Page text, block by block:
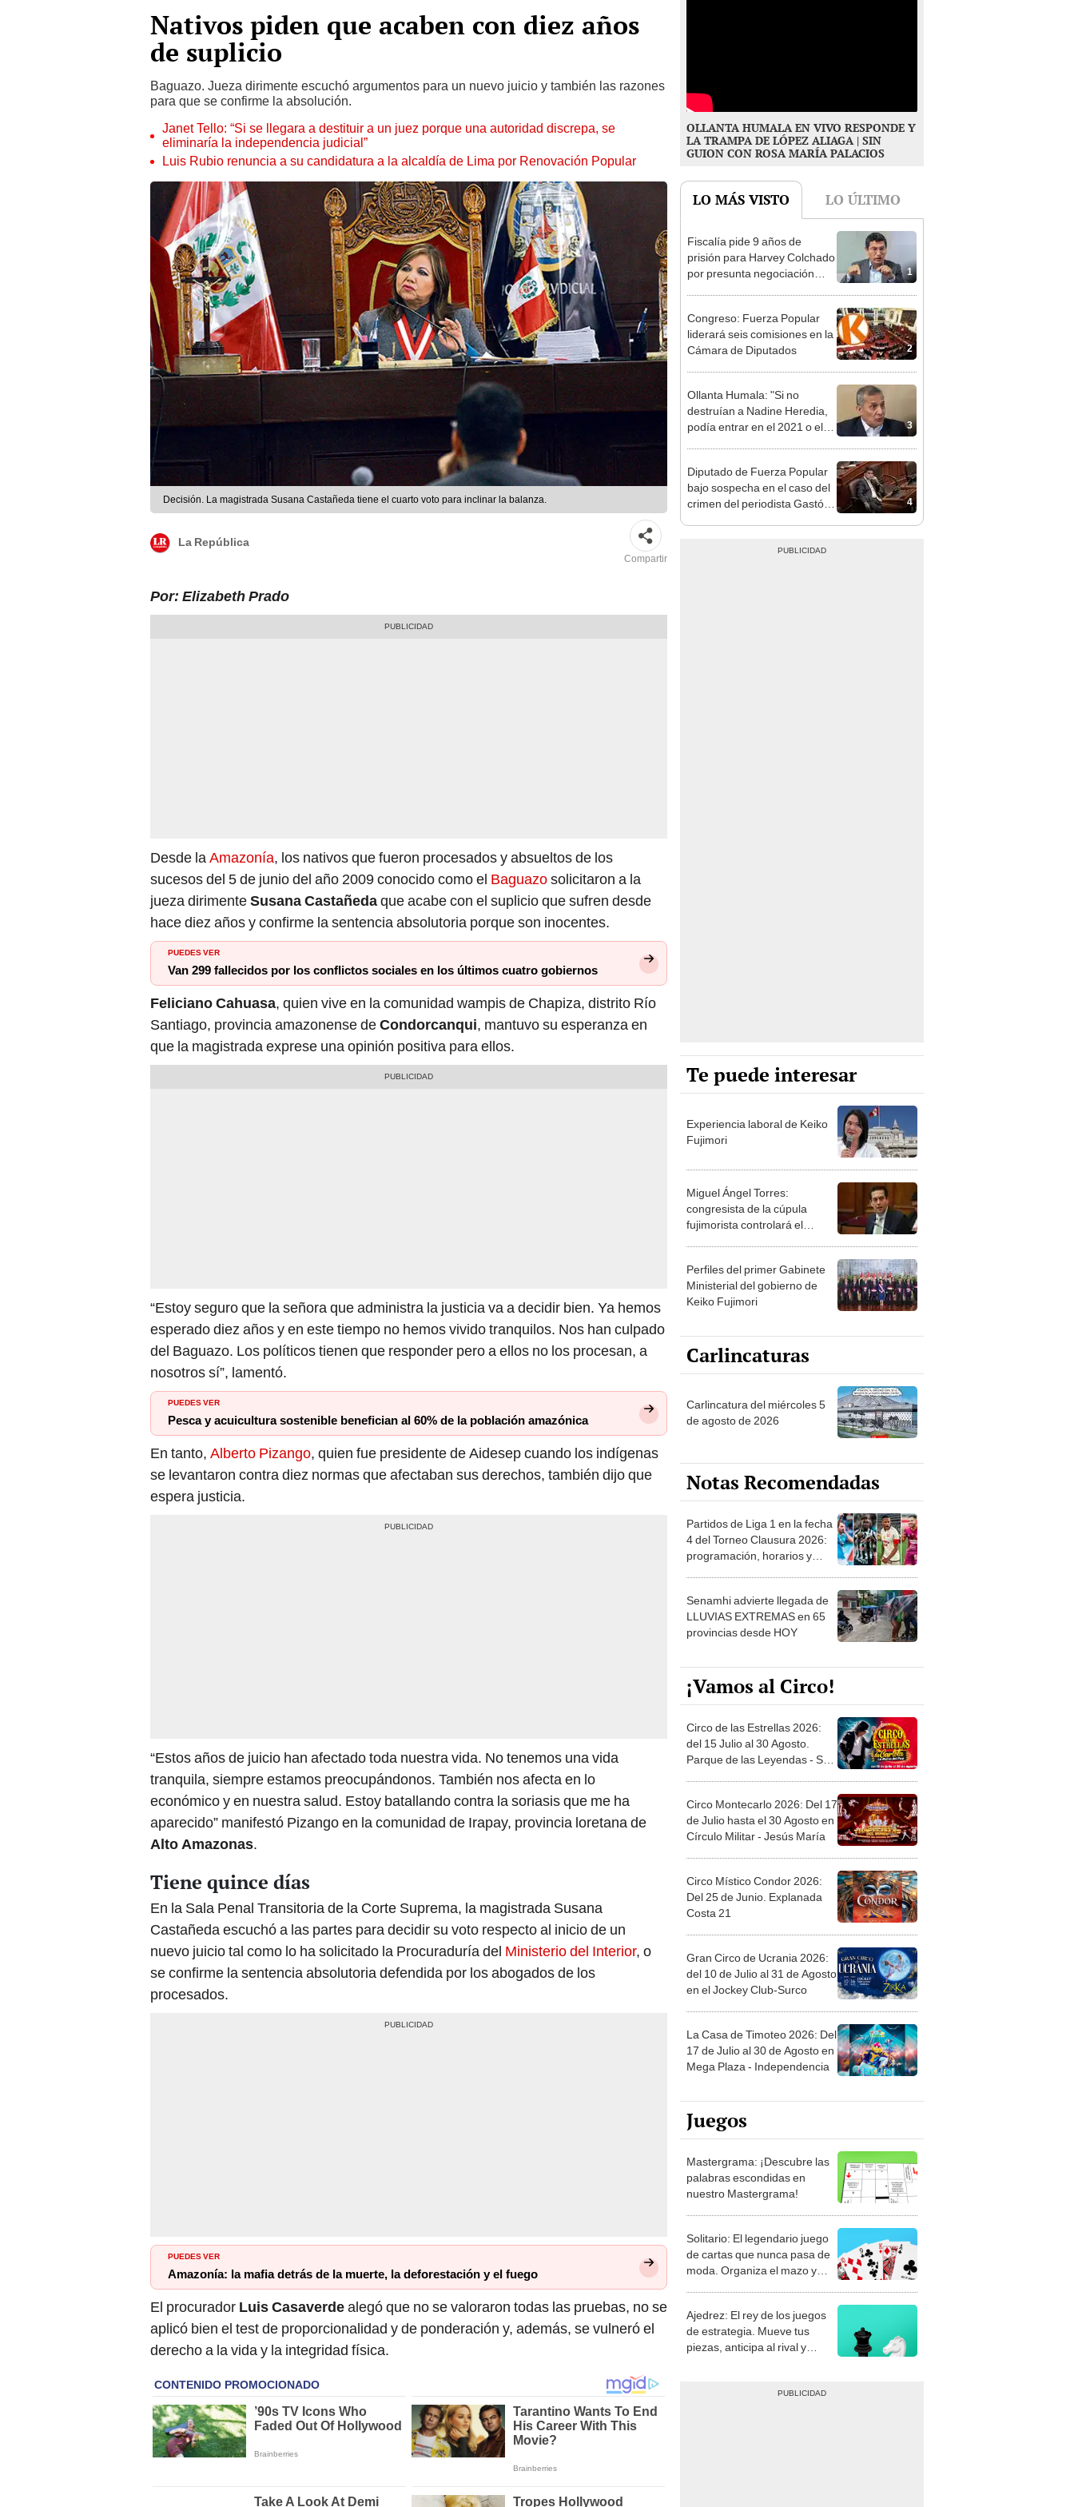
Nativos piden que acaben con diez años
de suplicio
Baguazo. Jueza dirimente escuchó argumentos para un nuevo juicio y también las razones
para que se confirme la absolución.
Janet Tello: “Si se llegara a destituir a un juez porque una autoridad discrepa, se
eliminaría la independencia judicial”
Luis Rubio renuncia a su candidatura a la alcaldía de Lima por Renovación Popular
Decisión. La magistrada Susana Castañeda tiene el cuarto voto para inclinar la balanza.
La República
Compartir
Por: Elizabeth Prado
Desde laAmazonía, los nativos que fueron procesados y absueltos de los
sucesos del 5 de junio del año 2009 conocido como el Baguazosolicitaron a la
jueza dirimenteSusana Castañedaque acabe con el suplicio que sufren desde
hace diez años y confirme la sentencia absolutoria porque son inocentes.
PUEDES VER
Van 299 fallecidos por los conflictos sociales en los últimos cuatro gobiernos
Feliciano Cahuasa, quien vive en la comunidad wampis de Chapiza, distrito Río
Santiago, provincia amazonense deCondorcanqui, mantuvo su esperanza en
que la magistrada exprese una opinión positiva para ellos.
“Estoy seguro que la señora que administra la justicia va a decidir bien. Ya hemos
esperado diez años y en este tiempo no hemos vivido tranquilos. Nos han culpado
del Baguazo. Los políticos tienen que responder pero a ellos no los procesan, a
nosotros sí”, lamentó.
PUEDES VER
Pesca y acuicultura sostenible benefician al 60% de la población amazónica
En tanto, Alberto Pizango, quien fue presidente de Aidesep cuando los indígenas
se levantaron contra diez normas que afectaban sus derechos, también dijo que
espera justicia.
“Estos años de juicio han afectado toda nuestra vida. No tenemos una vida
tranquila, siempre estamos preocupándonos. También nos afecta en lo
económico y en nuestra salud. Estoy batallando contra la soriasis que me ha
aparecido” manifestó Pizango en la comunidad de Irapay, provincia loretana de
Alto Amazonas.
Tiene quince días
En la Sala Penal Transitoria de la Corte Suprema, la magistrada Susana
Castañeda escuchó a las partes para decidir su voto respecto al inicio de un
nuevo juicio tal como lo ha solicitado la Procuraduría del Ministerio del Interior, o
se confirme la sentencia absolutoria defendida por los abogados de los
procesados.
PUEDES VER
Amazonía: la mafia detrás de la muerte, la deforestación y el fuego
El procurador Luis Casaverdealegó que no se valoraron todas las pruebas, no se
aplicó bien el test de proporcionalidad y de ponderación y, además, se vulneró el
derecho a la vida y la integridad física.
OLLANTA HUMALA EN VIVO RESPONDE Y
LA TRAMPA DE LÓPEZ ALIAGA | SIN
GUION CON ROSA MARÍA PALACIOS
LO MÁS VISTO LO ÚLTIMO
1
Fiscalía pide 9 años de
prisión para Harvey Colchado
por presunta negociación
2
Congreso: Fuerza Popular
liderará seis comisiones en la
Cámara de Diputados
3
Ollanta Humala: "Si no
destruían a Nadine Heredia,
podía entrar en el 2021 o el
4
Diputado de Fuerza Popular
bajo sospecha en el caso del
crimen del periodista Gastón
Te puede interesar
Experiencia laboral de Keiko
Fujimori
Miguel Ángel Torres:
congresista de la cúpula
fujimorista controlará el
Perfiles del primer Gabinete
Ministerial del gobierno de
Keiko Fujimori
Carlincaturas
Carlincatura del miércoles 5
de agosto de 2026
Notas Recomendadas
Partidos de Liga 1 en la fecha
4 del Torneo Clausura 2026:
programación, horarios y
Senamhi advierte llegada de
LLUVIAS EXTREMAS en 65
provincias desde HOY
¡Vamos al Circo!
Circo de las Estrellas 2026:
del 15 Julio al 30 Agosto.
Parque de las Leyendas - San
Circo Montecarlo 2026: Del 17
de Julio hasta el 30 Agosto en
Círculo Militar - Jesús María
Circo Místico Condor 2026:
Del 25 de Junio. Explanada
Costa 21
Gran Circo de Ucrania 2026:
del 10 de Julio al 31 de Agosto
en el Jockey Club-Surco
La Casa de Timoteo 2026: Del
17 de Julio al 30 de Agosto en
Mega Plaza - Independencia
Juegos
Mastergrama: ¡Descubre las
palabras escondidas en
nuestro Mastergrama!
Solitario: El legendario juego
de cartas que nunca pasa de
moda. Organiza el mazo y
Ajedrez: El rey de los juegos
de estrategia. Mueve tus
piezas, anticipa al rival y